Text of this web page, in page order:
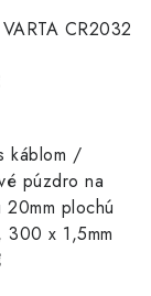
CR2032
káblom /
púzdro na
20mm plochú
300 x 1,5mm